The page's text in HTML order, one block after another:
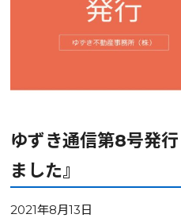
ゆずき通信第8号発
ました』
2021年8月13日